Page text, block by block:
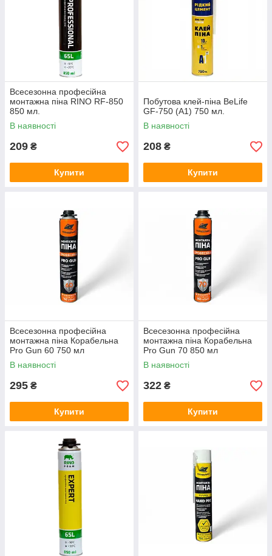
Всесезонна професійна
монтажна піна RINO RF-850
850 мл.
В наявності
209 ₴
Купити
Побутова клей-піна BeLife
GF-750 (A1) 750 мл.
В наявності
208 ₴
Купити
Всесезонна професійна
монтажна піна Корабельна
Pro Gun 60 750 мл
В наявності
295 ₴
Купити
Всесезонна професійна
монтажна піна Корабельна
Pro Gun 70 850 мл
В наявності
322 ₴
Купити